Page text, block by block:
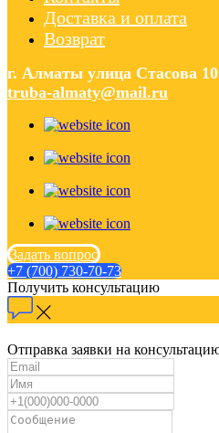
Доставка и оплата
Возврат
г. Алматы улица Стасова
truba-almaty@mail.ru
Задать вопрос
+7 (700) 730-70-73
Получить консультацию
Отправка заявки на